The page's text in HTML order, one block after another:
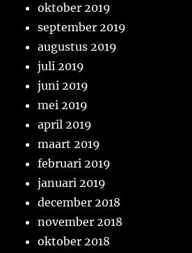
oktober 2019
september 2019
augustus 2019
juli 2019
juni 2019
mei 2019
april 2019
maart 2019
februari 2019
januari 2019
december 2018
november 2018
oktober 2018